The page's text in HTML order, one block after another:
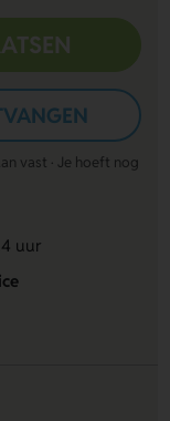
vast · Je hoeft nog
uur